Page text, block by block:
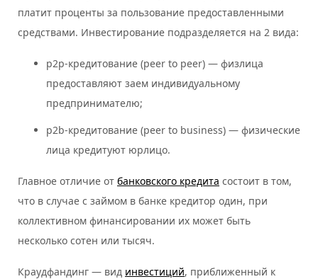
платит проценты за пользование предоставленными
средствами. Инвестирование подразделяется на 2 вида:
p2p-кредитование (peer to peer) — физлица
предоставляют заем индивидуальному
предпринимателю;
p2b-кредитование (peer to business) — физические
лица кредитуют юрлицо.
Главное отличие от банковского кредита состоит в том,
что в случае с займом в банке кредитор один, при
коллективном финансировании их может быть
несколько сотен или тысяч.
Краудфандинг — вид инвестиций, приближенный к